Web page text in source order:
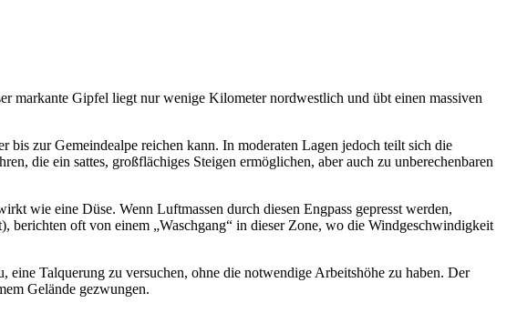
markante Gipfel liegt nur wenige Kilometer nordwestlich und übt einen massiven
zur Gemeindealpe reichen kann. In moderaten Lagen jedoch teilt sich die
die ein sattes, großflächiges Steigen ermöglichen, aber auch zu unberechenbaren
wie eine Düse. Wenn Luftmassen durch diesen Engpass gepresst werden,
berichten oft von einem „Waschgang“ in dieser Zone, wo die Windgeschwindigkeit
Talquerung zu versuchen, ohne die notwendige Arbeitshöhe zu haben. Der
Gelände gezwungen.